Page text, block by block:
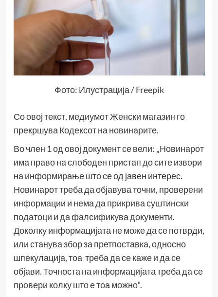
Фото: Илустрација / Freepik
Со овој текст, медиумот Женски магазин го
прекршува Кодексот на новинарите.
Во член 1 од овој документ се вели: „Новинарот
има право на слободен пристап до сите извори
на информирање што се од јавен интерес.
Новинарот треба да објавува точни, проверени
информации и нема да прикрива суштински
податоци и да фалсификува документи.
Доколку информацијата не може да се потврди,
или станува збор за претпоставка, односно
шпекулација, тоа треба да се каже и да се
објави. Точноста на информацијата треба да се
провери колку што е тоа можно“.